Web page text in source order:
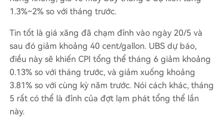
1.3%~2% so với tháng trước.
Tin tốt là giá xăng đã chạm đỉnh vào ngày 20/5 và
sau đó giảm khoảng 40 cent/gallon. UBS dự báo,
điều này sẽ khiến CPI tổng thể tháng 6 giảm khoảng
0.13% so với tháng trước, và giảm xuống khoảng
3.81% so với cùng kỳ năm trước. Nói cách khác, tháng
5 rất có thể là đỉnh của đợt lạm phát tổng thể lần
này.